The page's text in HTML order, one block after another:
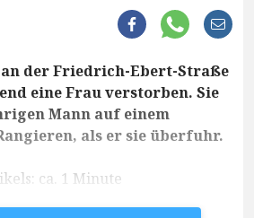
der Friedrich-Ebert-Straße
eine Frau verstorben. Sie
Mann auf einem
als er sie überfuhr.
ca. 1 Minute